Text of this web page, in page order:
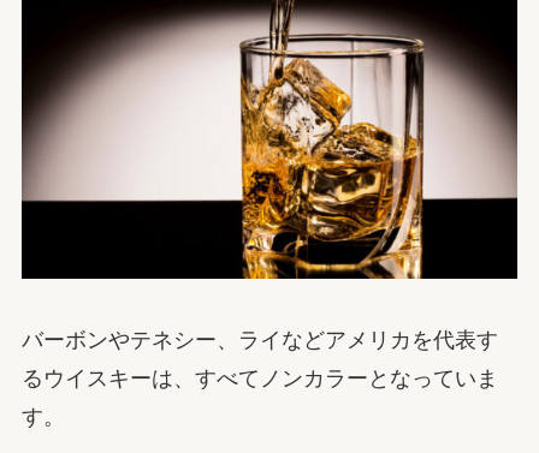
バーボンやテネシー、ライなどアメリカを代表す
るウイスキーは、すべてノンカラーとなっていま
す。